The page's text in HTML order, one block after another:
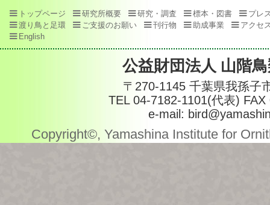
トップページ 研究所概要 研究・調査 標本・図書
プレ
渡り鳥と足環
ご支援のお願い 刊行物 助成事業
アクセ
English
公益財団法人 山階
〒270-1145 千葉県我孫子
TEL 04-7182-1101(代表)
e-mail:
Copyright©, Yamashina Institute for